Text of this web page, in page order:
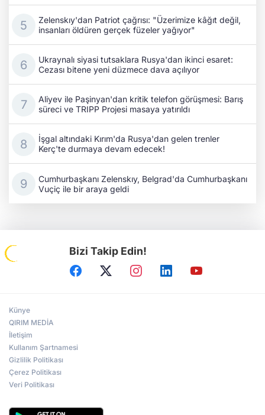
Zelenskıy'dan Patriot çağrısı: "Üzerimize kâğıt değil,
insanları öldüren gerçek füzeler yağıyor"
Ukraynalı siyasi tutsaklara Rusya'dan ikinci esaret:
Cezası bitene yeni düzmece dava açılıyor
Aliyev ile Paşinyan'dan kritik telefon görüşmesi: Barış
süreci ve TRIPP Projesi masaya yatırıldı
İşgal altındaki Kırım'da Rusya'dan gelen trenler
Kerç'te durmaya devam edecek!
Cumhurbaşkanı Zelenskıy, Belgrad'da Cumhurbaşkanı
Vuçiç ile bir araya geldi
Bizi Takip Edin!
Künye
QIRIM MEDİA
İletişim
Kullanım Şartnamesi
Gizlilik Politikası
Çerez Politikası
Veri Politikası